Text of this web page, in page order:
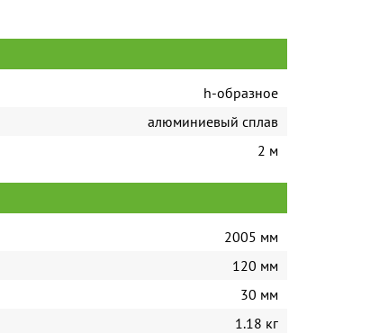
h-образное
алюминиевый сплав
2 м
2005 мм
120 мм
30 мм
1.18 кг